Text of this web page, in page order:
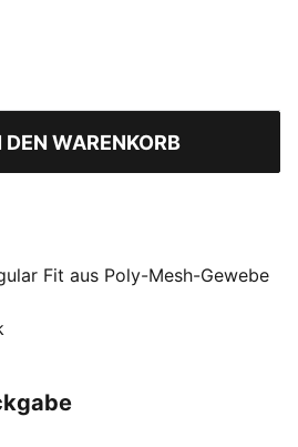
DEN WARENKORB
Fit aus Poly-Mesh-Gewebe
Branding abgerundet.
Momente auf und neben
Besatz und Deko sind